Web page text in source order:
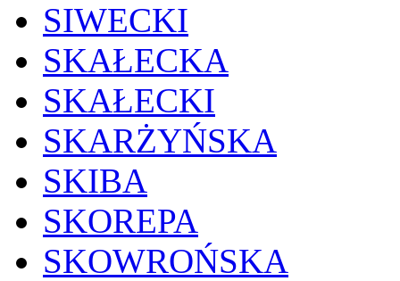
SIWECKI
SKAŁECKA
SKAŁECKI
SKARŻYŃSKA
SKIBA
SKOREPA
SKOWROŃSKA